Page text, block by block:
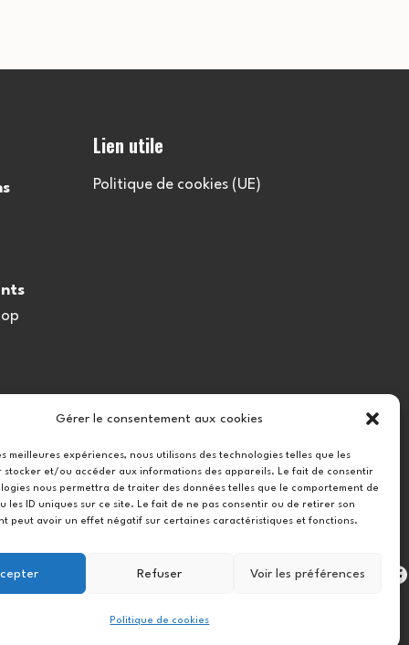
Gérer le consentement aux cookies
meilleures expériences, nous utilisons des technologies telles que les
stocker et/ou accéder aux informations des appareils. Le fait de consentir
nous permettra de traiter des données telles que le comportement de
les ID uniques sur ce site. Le fait de ne pas consentir ou de retirer son
peut avoir un effet négatif sur certaines caractéristiques et fonctions.
Refuser Voir les préférences
Politique de cookies
Lien utile
Politique de cookies (UE)